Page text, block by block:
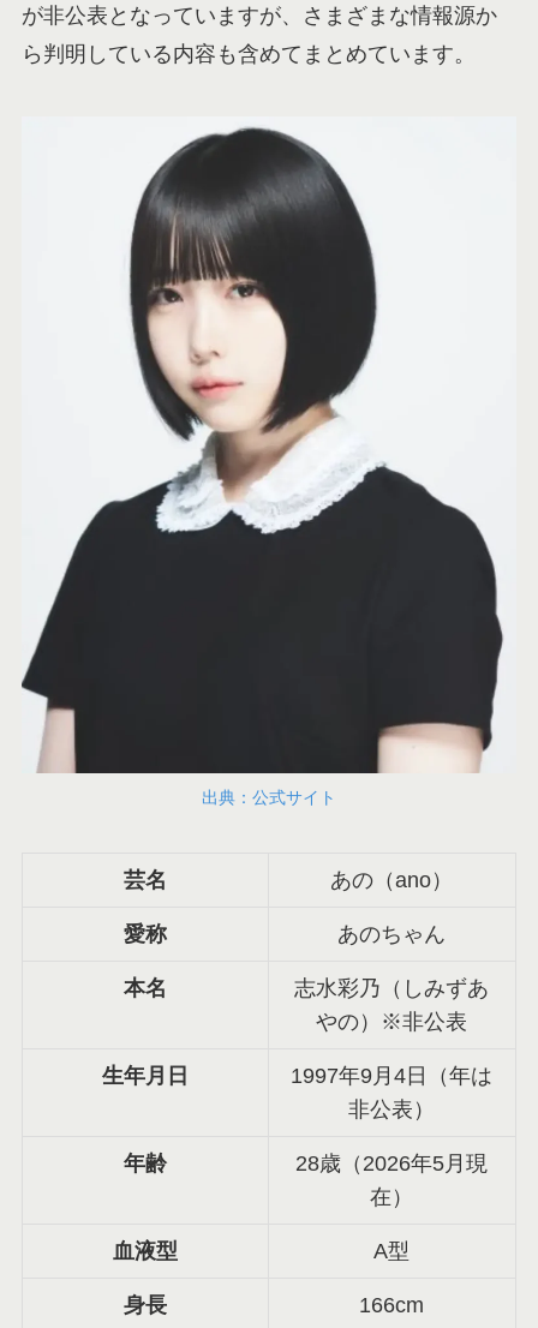
が非公表となっていますが、さまざまな情報源か
ら判明している内容も含めてまとめています。
出典：公式サイト
芸名 あの（ano）
愛称 あのちゃん
本名
志水彩乃（しみずあ
やの）※非公表
生年月日
1997年9月4日（年は
非公表）
年齢
28歳（2026年5月現
在）
血液型 A型
身長 166cm